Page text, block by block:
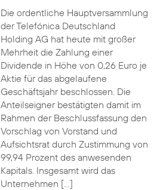
Die ordentliche Hauptversammlung
der Telefónica Deutschland
Holding AG hat heute mit großer
Mehrheit die Zahlung einer
Dividende in Höhe von 0,26 Euro je
Aktie für das abgelaufene
Geschäftsjahr beschlossen. Die
Anteilseigner bestätigten damit im
Rahmen der Beschlussfassung den
Vorschlag von Vorstand und
Aufsichtsrat durch Zustimmung von
99,94 Prozent des anwesenden
Kapitals. Insgesamt wird das
Unternehmen […]